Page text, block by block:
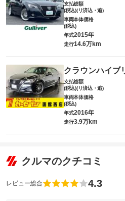
支払総額
(税込)(リ済込・追)
車両本体価格
(税込)
年式2015年
走行14.6万km
クラウンハイブ
支払総額
(税込)(リ済込・追)
車両本体価格
(税込)
年式2016年
走行3.9万km
クルマのクチコミ
レビュー総合 4.3